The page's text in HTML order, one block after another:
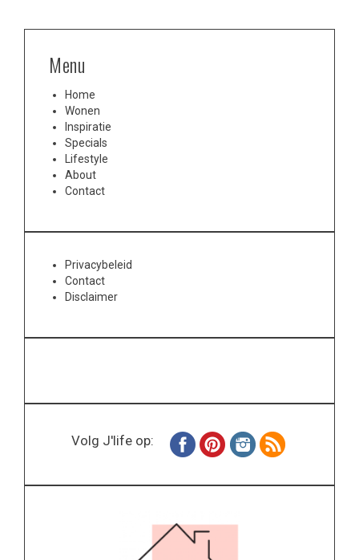
Menu
Home
Wonen
Inspiratie
Specials
Lifestyle
About
Contact
Privacybeleid
Contact
Disclaimer
Volg J'life op: